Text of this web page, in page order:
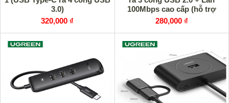
3.0)
320,000 ₫
100Mbps cao cấp (hỗ trợ
nguồn USB Type-C)
280,000 ₫